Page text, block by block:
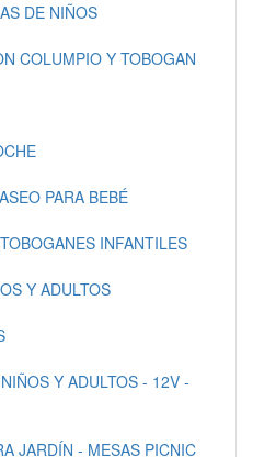
DE NIÑOS
COLUMPIO Y TOBOGAN
PARA BEBÉ
INFANTILES
Y ADULTOS
Y ADULTOS - 12V -
JARDÍN - MESAS PICNIC